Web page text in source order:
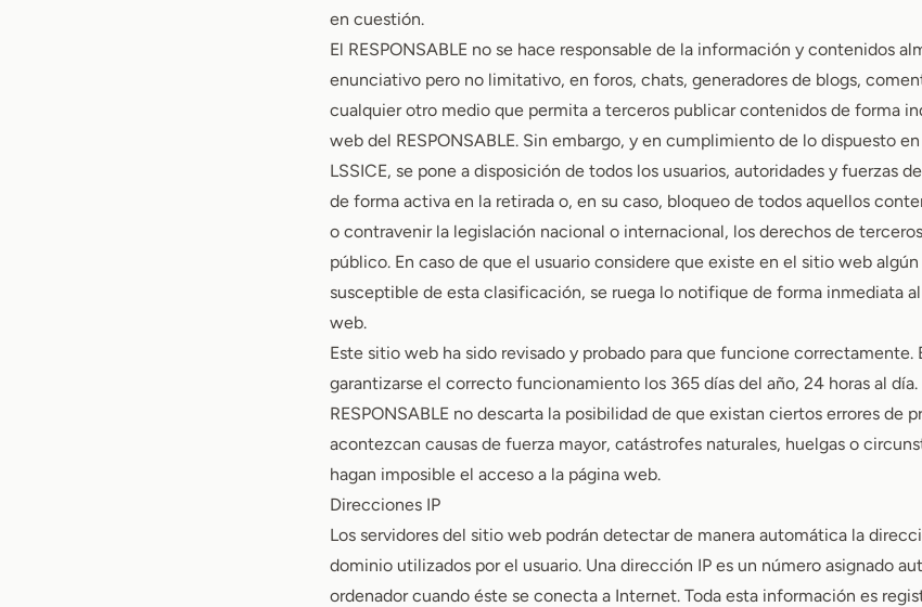
en cuestión.
El RESPONSABLE no se hace responsable de la información y contenidos
enunciativo pero no limitativo, en foros, chats, generadores de blogs,
cualquier otro medio que permita a terceros publicar contenidos de forma
web del RESPONSABLE. Sin embargo, y en cumplimiento de lo dispuesto
LSSICE, se pone a disposición de todos los usuarios, autoridades y fuerzas
de forma activa en la retirada o, en su caso, bloqueo de todos aquellos
o contravenir la legislación nacional o internacional, los derechos de
público. En caso de que el usuario considere que existe en el sitio web
susceptible de esta clasificación, se ruega lo notifique de forma inmediata
web.
Este sitio web ha sido revisado y probado para que funcione correctamente.
garantizarse el correcto funcionamiento los 365 días del año, 24 horas al
RESPONSABLE no descarta la posibilidad de que existan ciertos errores de
acontezcan causas de fuerza mayor, catástrofes naturales, huelgas o
hagan imposible el acceso a la página web.
Direcciones IP
Los servidores del sitio web podrán detectar de manera automática la
dominio utilizados por el usuario. Una dirección IP es un número asignado
ordenador cuando éste se conecta a Internet. Toda esta información es